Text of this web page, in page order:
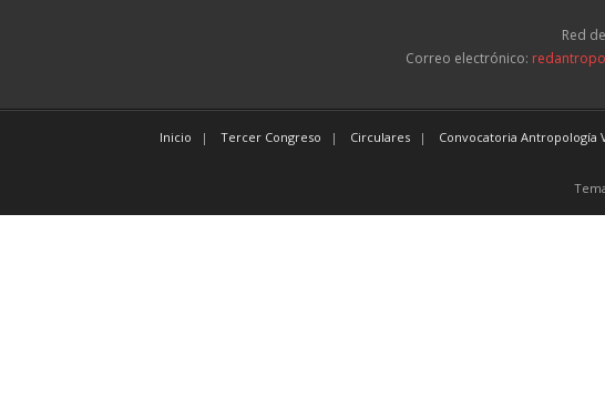
Red
Correo electrónico:
Inicio Tercer Congreso Circulares Convocatoria Antropología